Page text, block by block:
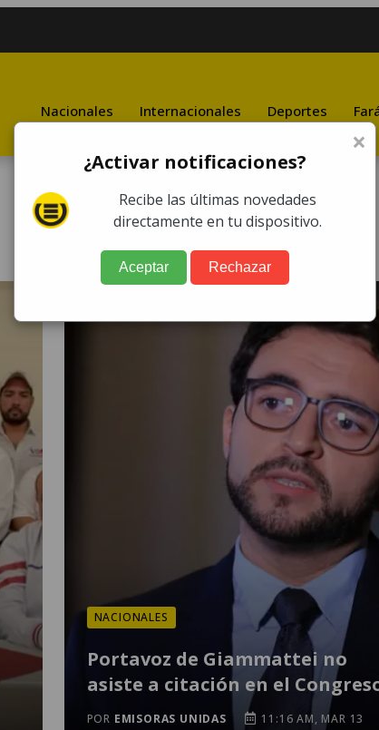
Nacionales Internacionales Deportes
NACIONALES
Portavoz de Giammattei no
asiste a citación en el
POR EMISORAS UNIDAS 11:16 AM, MAR 13
×
¿Activar notificaciones?
Recibe las últimas novedades
directamente en tu dispositivo.
Aceptar Rechazar